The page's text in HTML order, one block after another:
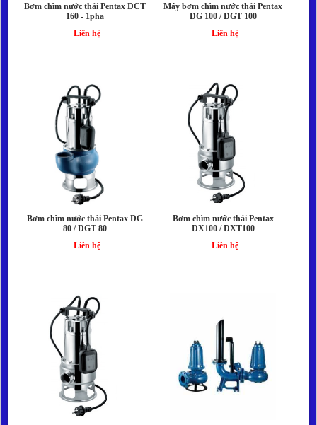
Bơm chìm nước thải Pentax DCT
160 - 1pha
Liên hệ
Máy bơm chìm nước thải Pentax
DG 100 / DGT 100
Liên hệ
Bơm chìm nước thải Pentax DG
80 / DGT 80
Liên hệ
Bơm chìm nước thải Pentax
DX100 / DXT100
Liên hệ